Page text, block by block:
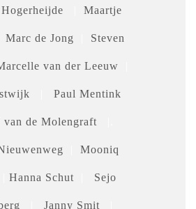
Maartje
Marc de Jong Steven
van der Leeuw
Paul Mentink
van de Molengraft
Mooniq
Hanna Schut Sejo
Janny Smit